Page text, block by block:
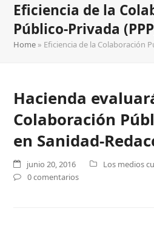
Eficiencia de la
Público-Privada
Home » Eficiencia de la Colaboración
Hacienda
Colaboración
en Sanidad-
junio 20, 2016
Los medios
0 comentarios